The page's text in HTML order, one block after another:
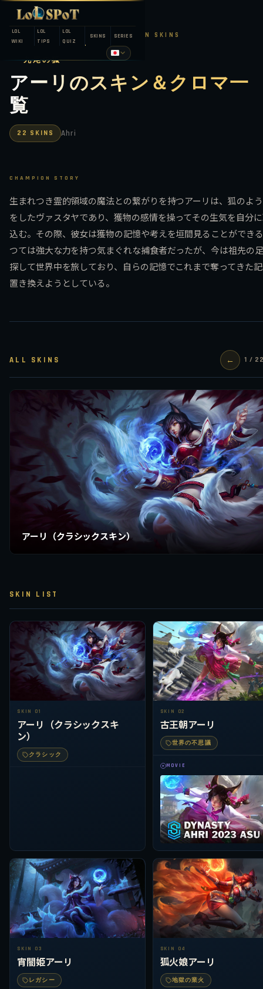
LOL
WIKI
LOL
TIPS
LOL
QUIZ
SKINS SERIES
LEAGUE OF LEGENDS — CHAMPION SKINS
九尾の狐
アーリのスキン＆クロマ一
覧
22 SKINS Ahri
CHAMPION STORY
生まれつき霊的領域の魔法との繋がりを持つアーリは、狐のよ
をしたヴァスタヤであり、獲物の感情を操ってその生気を自分
込む。その際、彼女は獲物の記憶や考えを垣間見ることができ
つては強大な力を持つ気まぐれな捕食者だったが、今は祖先の
探して世界中を旅しており、自らの記憶でこれまで奪ってきた
置き換えようとしている。
ALL SKINS ← 1 /
アーリ（クラシックスキン）
SKIN LIST
SKIN 01
アーリ（クラシックスキ
ン）
クラシック
SKIN 02
古王朝アーリ
世界の不思議
MOVIE
SKIN 03
宵闇姫アーリ
レガシー
SKIN 04
狐火娘アーリ
地獄の業火